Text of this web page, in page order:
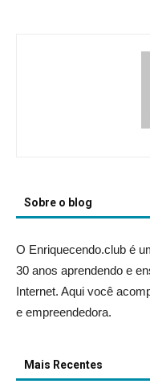
Sobre o blog
O Enriquecendo.club é
30 anos aprendendo e
Internet. Aqui você
e empreendedora.
Mais Recentes